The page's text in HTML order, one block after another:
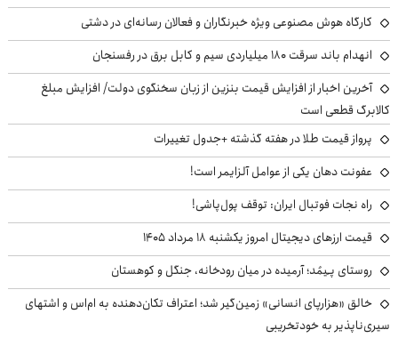
کارگاه هوش مصنوعی ویژه خبرنگاران و فعالان رسانه‌ای در دشتی
انهدام باند سرقت ۱۸۰ میلیاردی سیم و کابل برق در رفسنجان
آخرین اخبار از افزایش قیمت بنزین از زبان سخنگوی دولت/ افزایش مبلغ
کالابرگ قطعی است
پرواز قیمت طلا در هفته گذشته +جدول تغییرات
عفونت دهان یکی از عوامل آلزایمر است!
راه نجات فوتبال ایران: توقف پول‌پاشی!
قیمت ارزهای دیجیتال امروز یکشنبه ۱۸ مرداد ۱۴۰۵
روستای پـِیمُد؛ آرمیده در میان رودخانه، جنگل و کوهستان
خالق «هزارپای انسانی» زمین‌گیر شد؛ اعتراف تکان‌دهنده به ام‌اس و اشتهای
سیری‌ناپذیر به خودتخریبی